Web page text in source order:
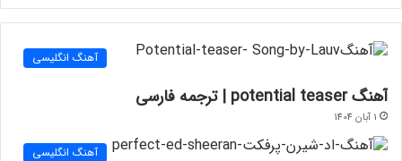
آهنگ انگلیسی
آهنگ potential teaser | ترجمه فارسی
1 آبان 1404
آهنگ انگلیسی